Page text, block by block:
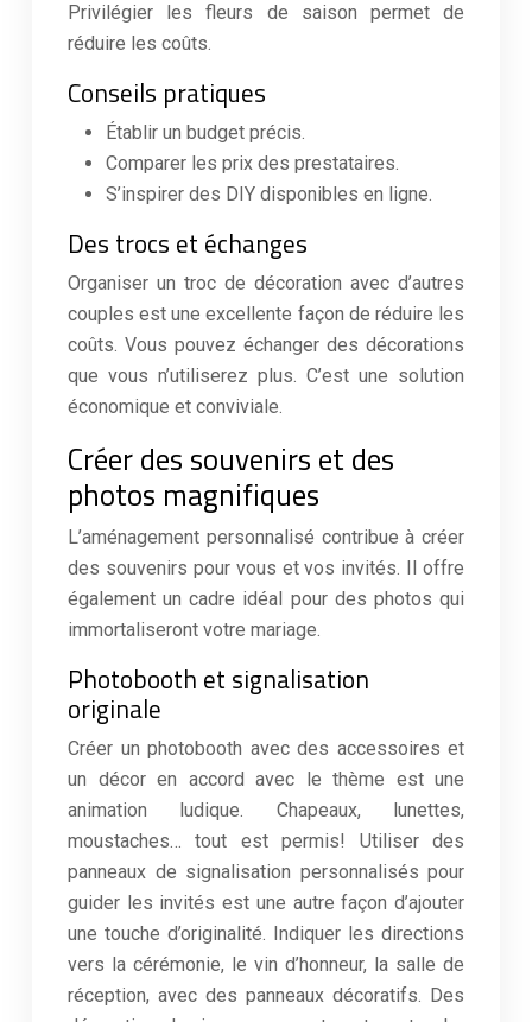
Privilégier les fleurs de saison permet de
réduire les coûts.
Conseils pratiques
Établir un budget précis.
Comparer les prix des prestataires.
S’inspirer des DIY disponibles en ligne.
Des trocs et échanges
Organiser un troc de décoration avec d’autres
couples est une excellente façon de réduire les
coûts. Vous pouvez échanger des décorations
que vous n’utiliserez plus. C’est une solution
économique et conviviale.
Créer des souvenirs et des
photos magnifiques
L’aménagement personnalisé contribue à créer
des souvenirs pour vous et vos invités. Il offre
également un cadre idéal pour des photos qui
immortaliseront votre mariage.
Photobooth et signalisation
originale
Créer un photobooth avec des accessoires et
un décor en accord avec le thème est une
animation ludique. Chapeaux, lunettes,
moustaches… tout est permis! Utiliser des
panneaux de signalisation personnalisés pour
guider les invités est une autre façon d’ajouter
une touche d’originalité. Indiquer les directions
vers la cérémonie, le vin d’honneur, la salle de
réception, avec des panneaux décoratifs. Des